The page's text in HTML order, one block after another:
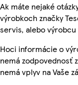
Ak máte nejaké
výrobkoch značky
servis, alebo výrobcu
Hoci informácie o
nemá zodpovednosť
nemá vplyv na Vaše